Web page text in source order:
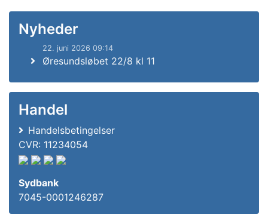
Nyheder
22. juni 2026 09:14
Øresundsløbet 22/8 kl 11
Handel
Handelsbetingelser
CVR: 11234054
Sydbank
7045-0001246287